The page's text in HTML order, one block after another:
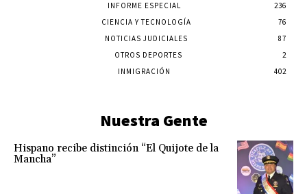
INFORME ESPECIAL
236
CIENCIA Y TECNOLOGÍA
76
NOTICIAS JUDICIALES
87
OTROS DEPORTES
2
INMIGRACIÓN
402
Nuestra Gente
Hispano recibe distinción “El Quijote de la
Mancha”